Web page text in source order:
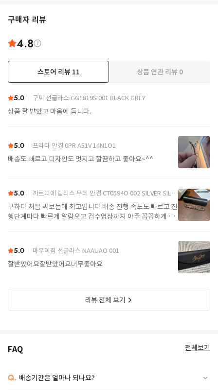
구매자 리뷰
4.8
스토어 리뷰 11 상품 연관 리뷰 0
5.0 구찌 선글라스 GG1819S 001 BLACK GREY
상품 잘 받았고 마음에 듭니다.
5.0 프라다 안경 0PR A51V 14N1O1
배송도 빠르고 디자인도 멋지고 깔끔하고 좋아요~^^
5.0 까르띠에 림리스 무테 안경 CT0594O 002 SILVER SILVER TRANSPARENT
구하다 처음 써보는데 최고입니다 배송 진행 속도도 빠르고 진
행단계마다 빠르게 알람오고 검수영상까지 아주 꼼꼼하게 찍
5.0 마우이짐 선글라스 NAAUAO 001
잘받았어요잘받았어요너무좋아요
리뷰 전체 보기
FAQ 전체보기
Q. 배송기간은 얼마나 되나요?